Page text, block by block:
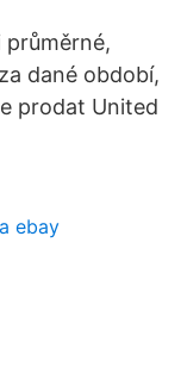
průměrné,
dané období,
prodat United
ebay